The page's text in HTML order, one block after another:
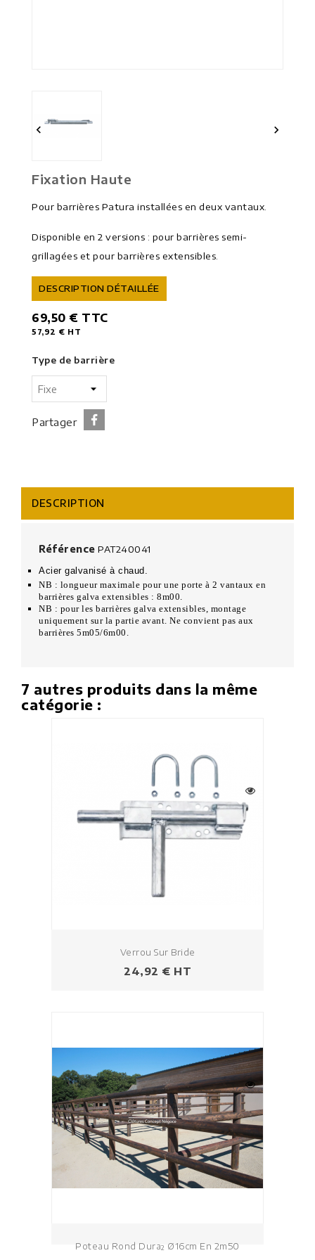
 
Fixation Haute
Pour barrières Patura installées en deux vantaux.
Disponible en 2 versions : pour barrières semi-
grillagées et pour barrières extensibles.
DESCRIPTION DÉTAILLÉE
69,50 € TTC
57,92 € HT
Type de barrière
Partager
DESCRIPTION
Référence PAT240041
Acier galvanisé à chaud.
NB : longueur maximale pour une porte à 2 vantaux en
barrières galva extensibles : 8m00.
NB : pour les barrières galva extensibles, montage
uniquement sur la partie avant. Ne convient pas aux
barrières 5m05/6m00.
7 autres produits dans la même
catégorie :
Verrou Sur Bride
Prix
24,92 € HT
Poteau Rond Dura² Ø16cm En 2m50